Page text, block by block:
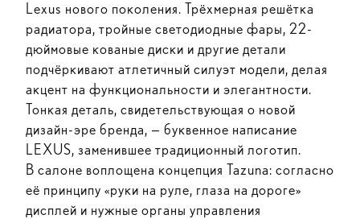
Lexus нового поколения. Трёхмерная решётка
радиатора, тройные светодиодные фары, 22-
дюймовые кованые диски и другие детали
подчёркивают атлетичный силуэт модели, делая
акцент на функциональности и элегантности.
Тонкая деталь, свидетельствующая о новой
дизайн-эре бренда, — буквенное написание
LEXUS, заменившее традиционный логотип.
В салоне воплощена концепция Tazuna: согласно
её принципу «руки на руле, глаза на дороге»
дисплей и нужные органы управления